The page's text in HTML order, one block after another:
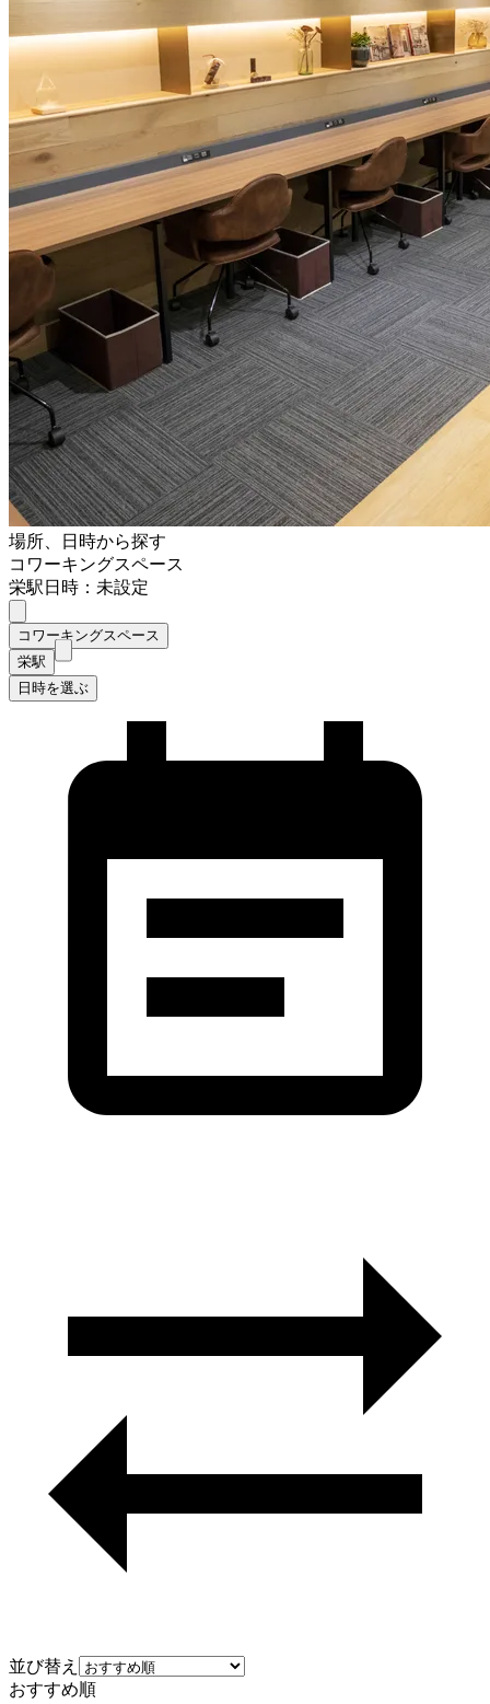
場所、日時から探す
コワーキングスペース
栄駅日時：未設定
コワーキングスペース
栄駅
日時を選ぶ
並び替え
おすすめ順